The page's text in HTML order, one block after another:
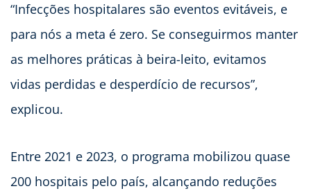
“Infecções hospitalares são eventos evitáveis, e
para nós a meta é zero. Se conseguirmos manter
as melhores práticas à beira-leito, evitamos
vidas perdidas e desperdício de recursos”,
explicou.
Entre 2021 e 2023, o programa mobilizou quase
200 hospitais pelo país, alcançando reduções